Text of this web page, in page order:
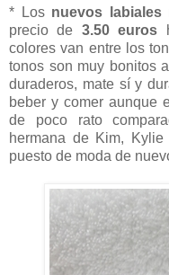
* Los nuevos labiales
precio de 3.50 euros
colores van entre los
tonos son muy bonitos
duraderos, mate sí y
beber y comer aunque
de poco rato
hermana de Kim,
puesto de moda de